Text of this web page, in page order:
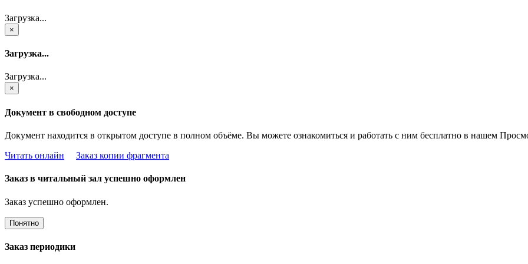
Загрузка...
×
Загрузка...
Загрузка...
×
Документ в свободном доступе
Документ находится в открытом доступе в полном объёме. Вы можете ознакомиться и работать с ним бесплатно в нашем
Читать онлайн
Заказ копии фрагмента
Заказ в читальный зал успешно оформлен
Заказ успешно оформлен.
Понятно
Заказ периодики